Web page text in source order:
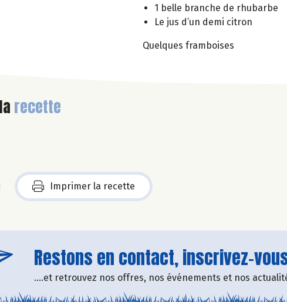
1 belle branche de rhubarbe
Le jus d’un demi citron
Quelques framboises
recette
Imprimer la recette
Restons en contact, inscrivez-
....et retrouvez nos offres, nos événements et nos